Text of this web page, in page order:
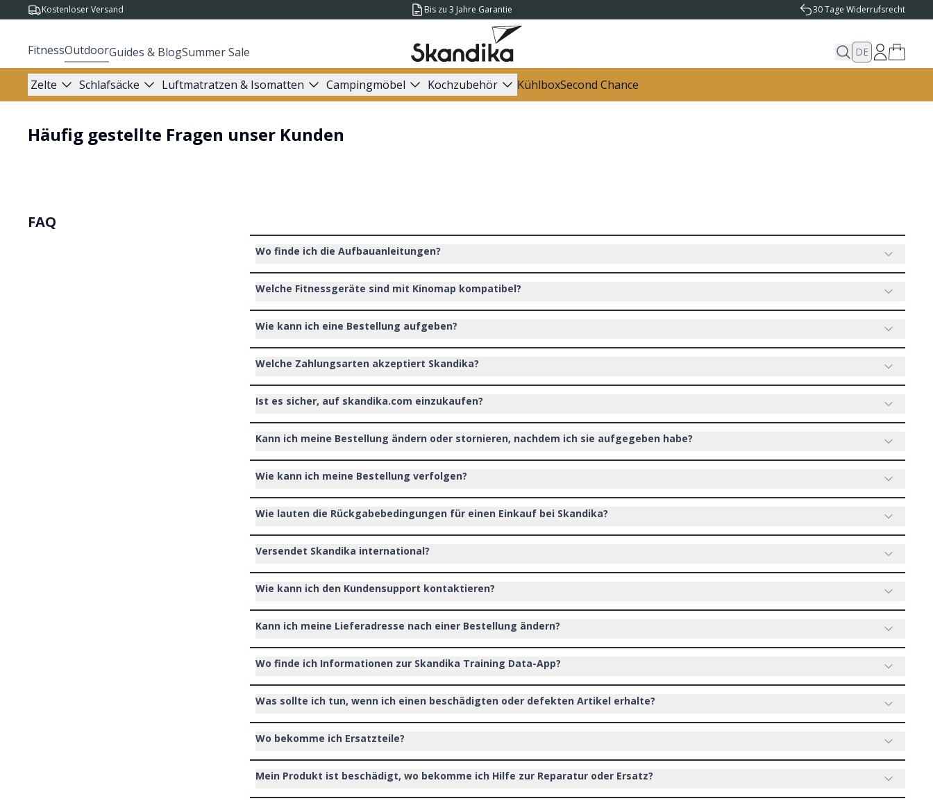
Kostenloser Versand Bis zu 3 Jahre Garantie 30 Tage Widerrufsrecht
FitnessOutdoorGuides & BlogSummer Sale DE
Zelte Schlafsäcke Luftmatratzen & Isomatten Campingmöbel Kochzubehör KühlboxSecond Chance
Häufig gestellte Fragen unser Kunden
FAQ
Wo finde ich die Aufbauanleitungen?
Welche Fitnessgeräte sind mit Kinomap kompatibel?
Wie kann ich eine Bestellung aufgeben?
Welche Zahlungsarten akzeptiert Skandika?
Ist es sicher, auf skandika.com einzukaufen?
Kann ich meine Bestellung ändern oder stornieren, nachdem ich sie aufgegeben habe?
Wie kann ich meine Bestellung verfolgen?
Wie lauten die Rückgabebedingungen für einen Einkauf bei Skandika?
Versendet Skandika international?
Wie kann ich den Kundensupport kontaktieren?
Kann ich meine Lieferadresse nach einer Bestellung ändern?
Wo finde ich Informationen zur Skandika Training Data-App?
Was sollte ich tun, wenn ich einen beschädigten oder defekten Artikel erhalte?
Wo bekomme ich Ersatzteile?
Mein Produkt ist beschädigt, wo bekomme ich Hilfe zur Reparatur oder Ersatz?